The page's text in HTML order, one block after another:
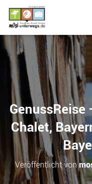
Chalet,
Veröffentlicht von